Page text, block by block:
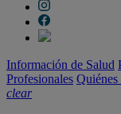
Información de Salud
Profesionales Quiénes
clear